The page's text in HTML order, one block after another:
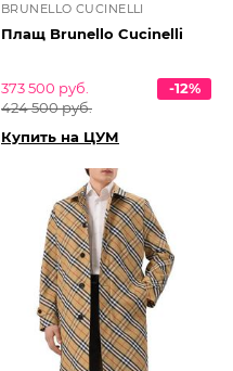
BRUNELLO CUCINELLI
Плащ Brunello Cucinelli
373 500 руб.
424 500 руб.
-12%
Купить на ЦУМ